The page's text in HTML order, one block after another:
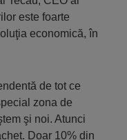
este foarte
economică, în
de tot ce
zona de
şi noi. Atunci
Doar 10% din